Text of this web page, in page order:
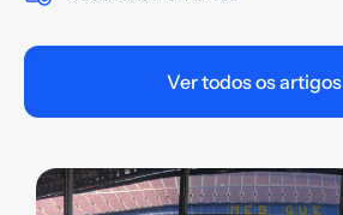
Ver todos os artigos